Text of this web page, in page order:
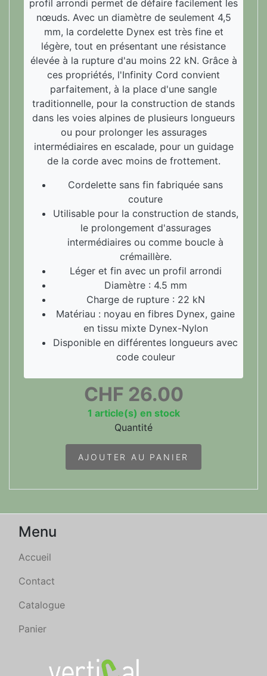
profil arrondi permet de défaire facilement les
nœuds. Avec un diamètre de seulement 4,5
mm, la cordelette Dynex est très fine et
légère, tout en présentant une résistance
élevée à la rupture d'au moins 22 kN. Grâce à
ces propriétés, l'Infinity Cord convient
parfaitement, à la place d'une sangle
traditionnelle, pour la construction de stands
dans les voies alpines de plusieurs longueurs
ou pour prolonger les assurages
intermédiaires en escalade, pour un guidage
de la corde avec moins de frottement.
Cordelette sans fin fabriquée sans
couture
Utilisable pour la construction de stands,
le prolongement d'assurages
intermédiaires ou comme boucle à
crémaillère.
Léger et fin avec un profil arrondi
Diamètre : 4.5 mm
Charge de rupture : 22 kN
Matériau : noyau en fibres Dynex, gaine
en tissu mixte Dynex-Nylon
Disponible en différentes longueurs avec
code couleur
CHF 26.00
1 article(s) en stock
Quantité
AJOUTER AU PANIER
Menu
Accueil
Contact
Catalogue
Panier